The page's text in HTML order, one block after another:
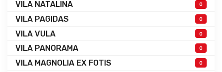
VILA NATALINA 0
VILA PAGIDAS 0
VILA VULA 0
VILA PANORAMA 0
VILA MAGNOLIA EX FOTIS 0